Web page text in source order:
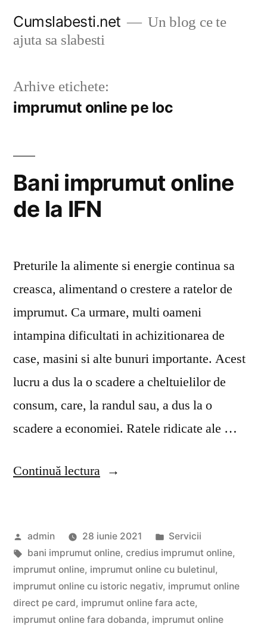
Cumslabesti.net
Un blog ce te
ajuta sa slabesti
Arhive etichete:
imprumut online pe loc
Bani imprumut online
de la IFN
Preturile la alimente si energie continua sa
creasca, alimentand o crestere a ratelor de
imprumut. Ca urmare, multi oameni
intampina dificultati in achizitionarea de
case, masini si alte bunuri importante. Acest
lucru a dus la o scadere a cheltuielilor de
consum, care, la randul sau, a dus la o
scadere a economiei. Ratele ridicate ale …
Continuă lectura„Bani
de
la
IFN”
Publicat
de
admin 28 iunie 2021
Publicat
în
Servicii
Etichete:
bani imprumut online, credius imprumut online,
imprumut online, imprumut online cu buletinul,
imprumut online cu istoric negativ, imprumut online
direct pe card, imprumut online fara acte,
imprumut online fara dobanda, imprumut online